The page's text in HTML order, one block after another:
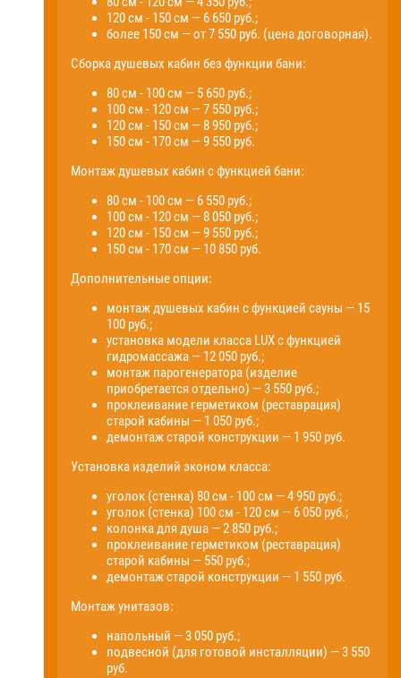
120 см - 150 см — 6 650 руб.;
более 150 см — от 7 550 руб. (цена договорная).
Сборка душевых кабин без функции бани:
80 см - 100 см — 5 650 руб.;
100 см - 120 см — 7 550 руб.;
120 см - 150 см — 8 950 руб.;
150 см - 170 см — 9 550 руб.
Монтаж душевых кабин с функцией бани:
80 см - 100 см — 6 550 руб.;
100 см - 120 см — 8 050 руб.;
120 см - 150 см — 9 550 руб.;
150 см - 170 см — 10 850 руб.
Дополнительные опции:
монтаж душевых кабин с функцией сауны — 15
100 руб.;
установка модели класса LUX с функцией
гидромассажа — 12 050 руб.;
монтаж парогенератора (изделие
приобретается отдельно) — 3 550 руб.;
проклеивание герметиком (реставрация)
старой кабины — 1 050 руб.;
демонтаж старой конструкции — 1 950 руб.
Установка изделий эконом класса:
уголок (стенка) 80 см - 100 см — 4 950 руб.;
уголок (стенка) 100 см - 120 см — 6 050 руб.;
колонка для душа — 2 850 руб.;
проклеивание герметиком (реставрация)
старой кабины — 550 руб.;
демонтаж старой конструкции — 1 550 руб.
Монтаж унитазов:
напольный — 3 050 руб.;
подвесной (для готовой инсталляции) — 3 550
руб.